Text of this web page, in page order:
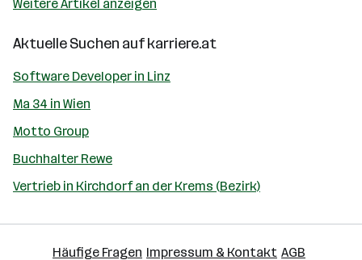
Weitere Artikel anzeigen
Aktuelle Suchen aufkarriere.at
Software Developer in Linz
Ma 34 in Wien
Motto Group
Buchhalter Rewe
Vertrieb in Kirchdorf an der Krems (Bezirk)
Häufige Fragen Impressum & Kontakt AGB